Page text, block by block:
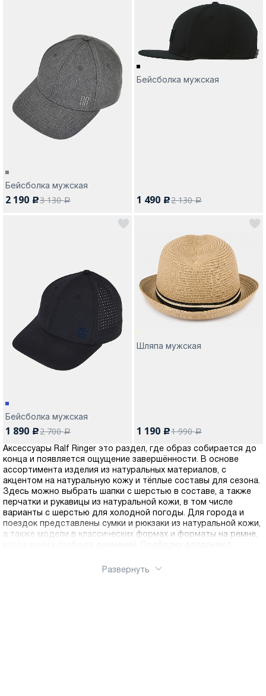
Бейсболка мужская
2 190 c3 130a
Бейсболка мужская
1 490 c2 130a
Бейсболка мужская
1 890 c2 700a
Шляпа мужская
1 190 c1 990a
Аксессуары Ralf Ringer это раздел, где образ собирается до
конца и появляется ощущение завершённости. В основе
ассортимента изделия из натуральных материалов, с
акцентом на натуральную кожу и тёплые составы для сезона.
Здесь можно выбрать шапки с шерстью в составе, а также
перчатки и рукавицы из натуральной кожи, в том числе
варианты с шерстью для холодной погоды. Для города и
поездок представлены сумки и рюкзаки из натуральной кожи,
а также модели в классических формах и форматы на ремне,
кожгалантерея, обложки, ключницы, портмоне. Для
Развернуть